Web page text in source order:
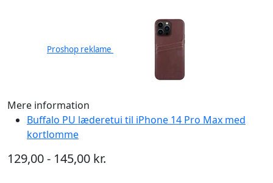
Proshop reklame
Mere information
Buffalo PU læderetui til iPhone 14 Pro Max med
kortlomme
129,00 - 145,00 kr.